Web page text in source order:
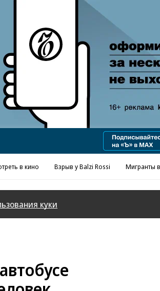
в «Ъ» www.kommersant.ru/ad
в кино Взрыв у Balzi Rossi Мигранты
куки